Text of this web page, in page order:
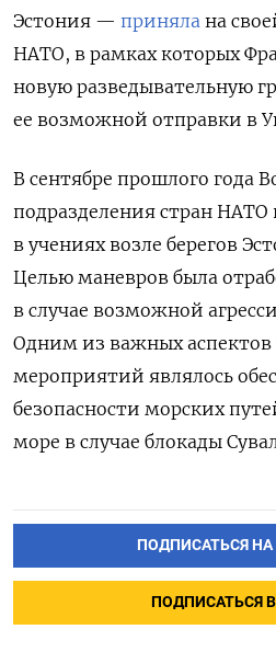
Эстония — приняла на
НАТО, в рамках которых
новую разведывательную
ее возможной отправки в
В сентябре прошлого года
подразделения стран НАТО
в учениях возле берегов
Целью маневров была
в случае возможной
Одним из важных
мероприятий являлось
безопасности морских
море в случае блокады
ПОДПИСАТЬСЯ НА
ПОДПИСАТЬСЯ В